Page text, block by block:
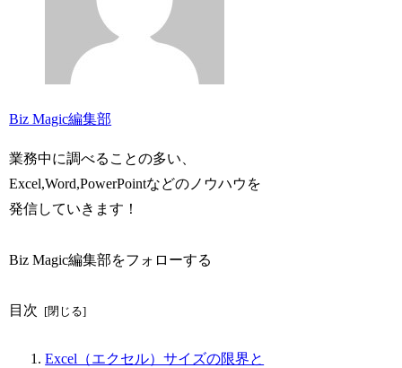
Biz Magic編集部
業務中に調べることの多い、
Excel,Word,PowerPointなどのノウハウを
発信していきます！
Biz Magic編集部をフォローする
目次
Excel（エクセル）サイズの限界と